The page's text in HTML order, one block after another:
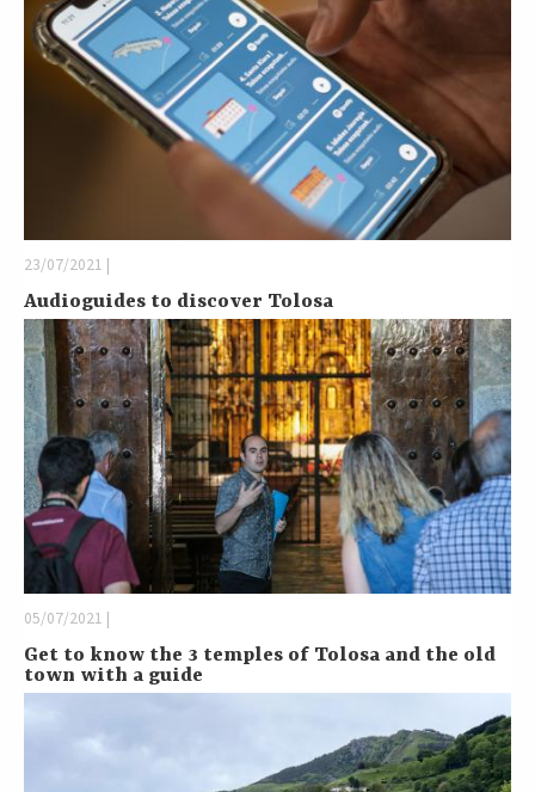
23/07/2021 |
Audioguides to discover Tolosa
05/07/2021 |
Get to know the 3 temples of Tolosa and the old
town with a guide